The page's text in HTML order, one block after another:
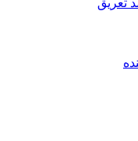
تعریق